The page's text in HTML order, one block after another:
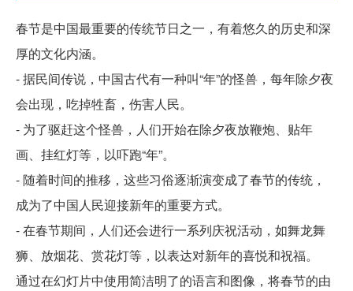
春节是中国最重要的传统节日之一，有着悠久的历史和深
厚的文化内涵。
- 据民间传说，中国古代有一种叫“年”的怪兽，每年除夕夜
会出现，吃掉牲畜，伤害人民。
- 为了驱赶这个怪兽，人们开始在除夕夜放鞭炮、贴年
画、挂红灯等，以吓跑“年”。
- 随着时间的推移，这些习俗逐渐演变成了春节的传统，
成为了中国人民迎接新年的重要方式。
- 在春节期间，人们还会进行一系列庆祝活动，如舞龙舞
狮、放烟花、赏花灯等，以表达对新年的喜悦和祝福。
通过在幻灯片中使用简洁明了的语言和图像，将春节的由